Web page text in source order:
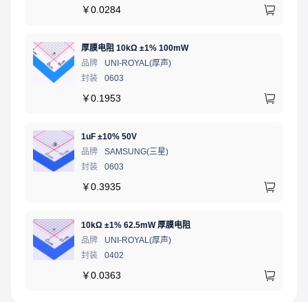
￥0.0284
厚膜电阻 10kΩ ±1% 100mW
品牌
UNI-ROYAL(厚声)
封装
0603
￥0.1953
1uF ±10% 50V
品牌
SAMSUNG(三星)
封装
0603
￥0.3935
10kΩ ±1% 62.5mW 厚膜电阻
品牌
UNI-ROYAL(厚声)
封装
0402
￥0.0363